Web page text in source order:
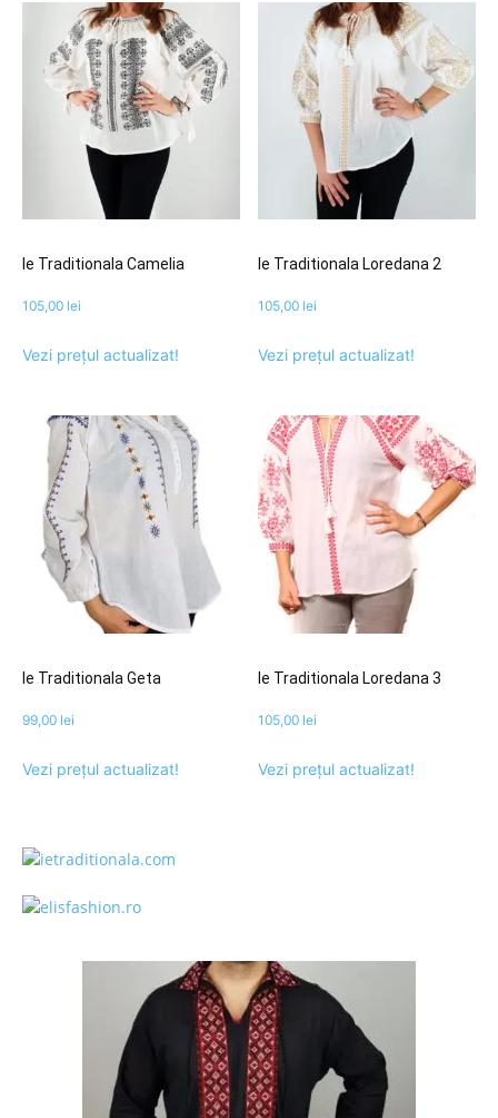
Ie Traditionala Camelia
105,00 lei
Vezi prețul actualizat!
Ie Traditionala Loredana 2
105,00 lei
Vezi prețul actualizat!
Ie Traditionala Geta
99,00 lei
Vezi prețul actualizat!
Ie Traditionala Loredana 3
105,00 lei
Vezi prețul actualizat!